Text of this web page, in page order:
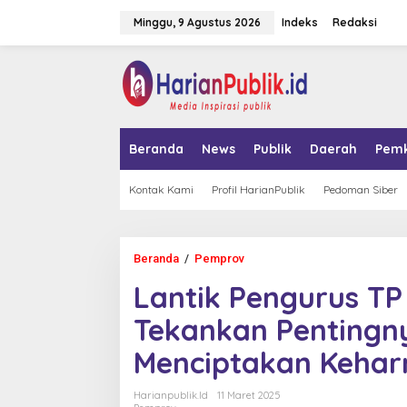
Minggu, 9 Agustus 2026 Indeks Redaksi
Beranda News Publik Daerah
Kontak Kami Profil HarianPublik Pedoman Siber
Beranda / Pemprov
n
t
i
k
P
e
Lantik Pengurus
Tekankan
Menciptakan
Harianpublik.id
11 Maret 2025